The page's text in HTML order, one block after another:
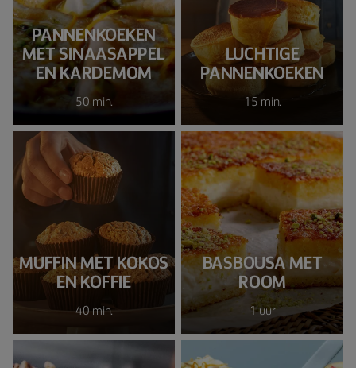
PANNENKOEKEN
MET SINAASAPPEL
EN KARDEMOM
50 min.
LUCHTIGE
PANNENKOEKEN
15 min.
MUFFIN MET KOKOS
EN KOFFIE
40 min.
BASBOUSA MET
ROOM
1 uur